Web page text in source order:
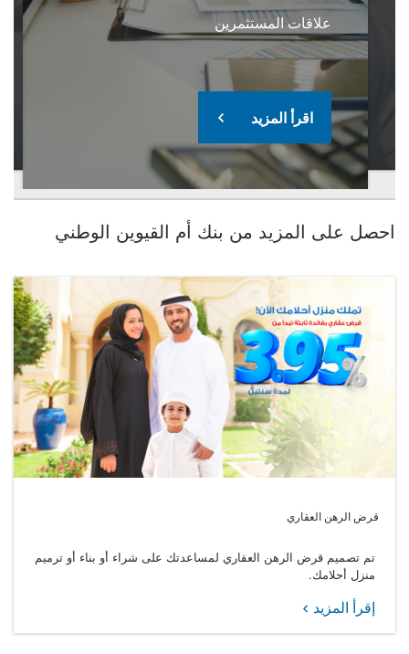
علاقات المستثمرين
اقرأ المزيد
احصل على المزيد من بنك أم القيوين الوطني
قرض الرهن العقاري
تم تصميم قرض الرهن العقاري لمساعدتك على شراء أو بناء أو ترميم
منزل أحلامك.
إقرأ المزيد